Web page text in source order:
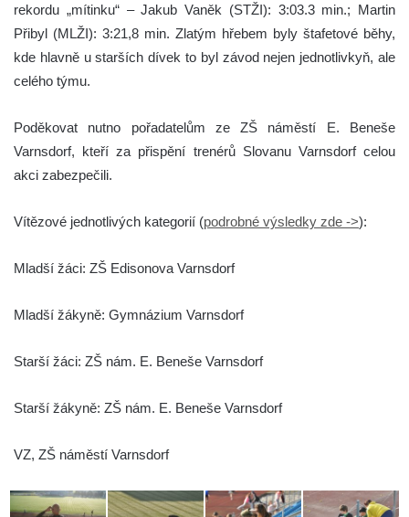
rekordu „mítinku“ – Jakub Vaněk (STŽI): 3:03.3 min.; Martin
Přibyl (MLŽI): 3:21,8 min. Zlatým hřebem byly štafetové běhy,
kde hlavně u starších dívek to byl závod nejen jednotlivkyň, ale
celého týmu.
Poděkovat nutno pořadatelům ze ZŠ náměstí E. Beneše
Varnsdorf, kteří za přispění trenérů Slovanu Varnsdorf celou
akci zabezpečili.
Vítězové jednotlivých kategorií (podrobné výsledky zde ->):
Mladší žáci: ZŠ Edisonova Varnsdorf
Mladší žákyně: Gymnázium Varnsdorf
Starší žáci: ZŠ nám. E. Beneše Varnsdorf
Starší žákyně: ZŠ nám. E. Beneše Varnsdorf
VZ, ZŠ náměstí Varnsdorf